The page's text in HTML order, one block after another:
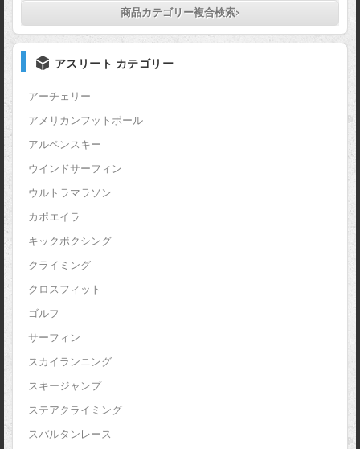
商品カテゴリー複合検索>
アスリート カテゴリー
アーチェリー
アメリカンフットボール
アルペンスキー
ウインドサーフィン
ウルトラマラソン
カポエイラ
キックボクシング
クライミング
クロスフィット
ゴルフ
サーフィン
スカイランニング
スキージャンプ
ステアクライミング
スパルタンレース